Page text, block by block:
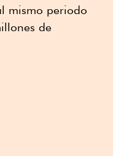
mismo periodo
de